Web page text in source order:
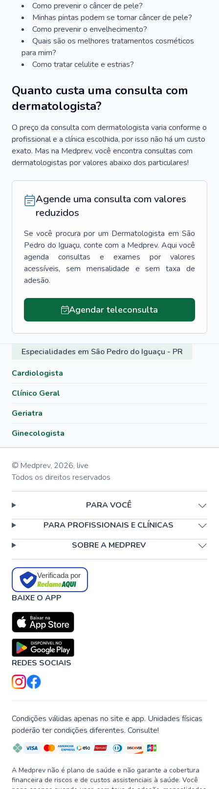
Como prevenir o câncer de pele?
Minhas pintas podem se tornar câncer de pele?
Como prevenir o envelhecimento?
Quais são os melhores tratamentos cosméticos
para mim?
Como tratar celulite e estrias?
Quanto custa uma consulta com
dermatologista?
O preço da consulta com dermatologista varia conforme o
profissional e a clínica escolhida, por isso não há um custo
exato. Mas na Medprev, você encontra consultas com
dermatologistas por valores abaixo dos particulares!
Agende uma consulta com valores
reduzidos
Se você procura por um Dermatologista em São
Pedro do Iguaçu, conte com a Medprev. Aqui você
agenda consultas e exames por valores
acessíveis, sem mensalidade e sem taxa de
adesão.
Agendar teleconsulta
Especialidades em São Pedro do Iguaçu - PR
Cardiologista
Clínico Geral
Geriatra
Ginecologista
© Medprev, 2026, live
Todos os direitos reservados
PARA VOCÊ
PARA PROFISSIONAIS E CLÍNICAS
SOBRE A MEDPREV
Verificada por
BAIXE O APP
REDES SOCIAIS
Condições válidas apenas no site e app. Unidades físicas
poderão ter condições diferentes. Consulte!
A Medprev não é plano de saúde e não garante a cobertura
financeira de riscos e de custos assistenciais à saúde. Você